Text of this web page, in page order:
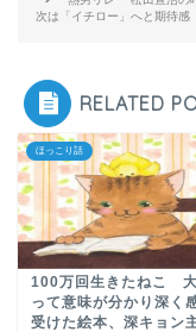
次は「イチロー」へと期待感
RELATED
ほっこり話
100万回生きたねこ
って意味が分かり深く
受けた絵本、深キョン